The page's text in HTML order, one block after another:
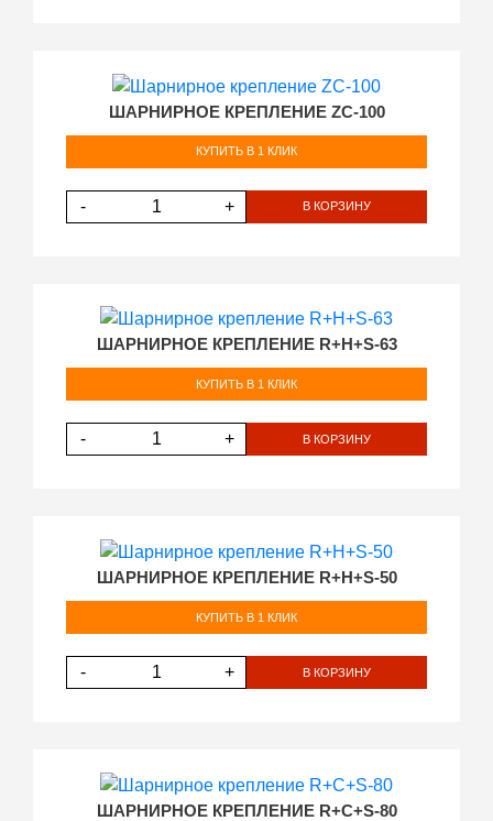
ШАРНИРНОЕ КРЕПЛЕНИЕ ZC-100
КУПИТЬ В 1 КЛИК
- + В КОРЗИНУ
ШАРНИРНОЕ КРЕПЛЕНИЕ R+H+S-63
КУПИТЬ В 1 КЛИК
- + В КОРЗИНУ
ШАРНИРНОЕ КРЕПЛЕНИЕ R+H+S-50
КУПИТЬ В 1 КЛИК
- + В КОРЗИНУ
ШАРНИРНОЕ КРЕПЛЕНИЕ R+C+S-80